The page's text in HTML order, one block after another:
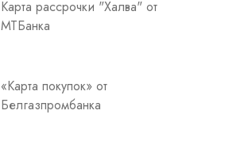
Карта рассрочки "Халва" от
МТБанка
«Карта покупок» от
Белгазпромбанка